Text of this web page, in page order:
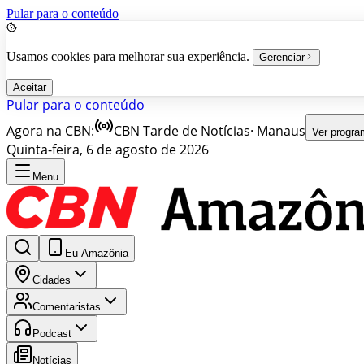
Pular para o conteúdo
Usamos cookies para melhorar sua experiência. Gerenciar
Aceitar
Pular para o conteúdo
Agora na CBN:
CBN Tarde de Notícias· Manaus Ver
Quinta-feira, 6 de agosto de 2026
Menu
Eu Amazônia
Cidades
Comentaristas
Podcast
Notícias